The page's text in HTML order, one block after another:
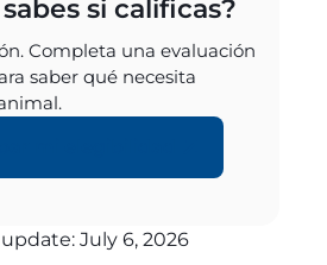
si calificas?
Completa una evaluación
saber qué necesita
July 6, 2026